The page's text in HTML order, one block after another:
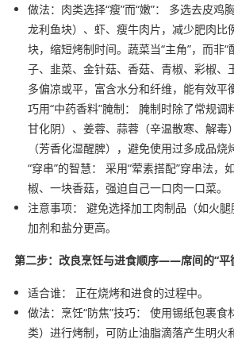
做法：肉类选择“瘦”而“嫩”： 多选去皮鸡
龙利鱼块）、虾、瘦牛肉片，减少肥肉比
块，缩短烤制时间。蔬菜当“主角”，而非“
子、韭菜、金针菇、香菇、青椒、彩椒、
多偏凉或平，富含水分和纤维，能有效平
巧用“中药香料”腌制： 腌制时除了常规调
甘化阴）、姜蓉、蒜蓉（辛温散寒、解毒
（芳香化湿醒脾），避免使用过多成品烧
“穿串”的智慧： 采用“荤素搭配”穿串法，
椒、一块香菇，强迫自己一口肉一口菜。
注意事项： 避免选择加工肉制品（如火
加剂和盐分更高。
第二步：改良烹饪与进食顺序——席间的“平
适合谁： 正在烧烤和进食的过程中。
做法：烹饪“防焦”技巧： 使用锡纸包裹食
类）进行烤制，可防止油脂滴落产生明火